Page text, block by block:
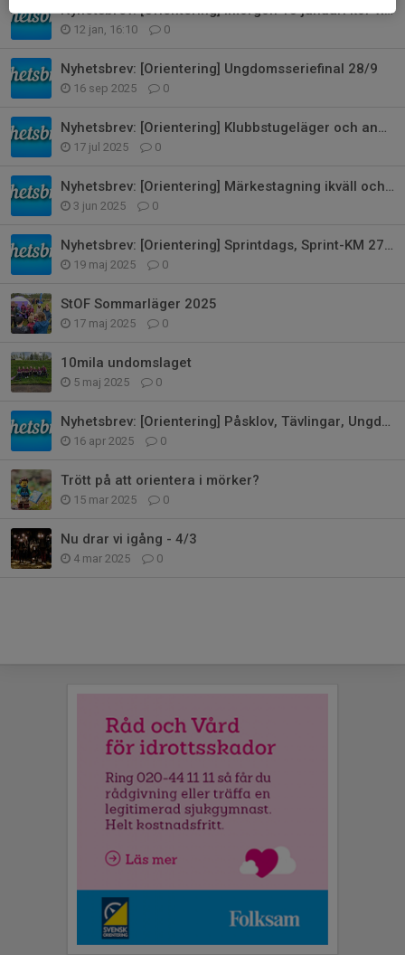
Nyhetsbrev: [Orientering] Imorgon 13 januari kör vi Pulka intervaller
12 jan, 16:10 0
Nyhetsbrev: [Orientering] Ungdomsseriefinal 28/9
16 sep 2025 0
Nyhetsbrev: [Orientering] Klubbstugeläger och annan information
17 jul 2025 0
Nyhetsbrev: [Orientering] Märkestagning ikväll och Avslutning 10/6
3 jun 2025 0
Nyhetsbrev: [Orientering] Sprintdags, Sprint-KM 27/5
19 maj 2025 0
StOF Sommarläger 2025
17 maj 2025 0
10mila undomslaget
5 maj 2025 0
Nyhetsbrev: [Orientering] Påsklov, Tävlingar, Ungdomsserien
16 apr 2025 0
Trött på att orientera i mörker?
15 mar 2025 0
Nu drar vi igång - 4/3
4 mar 2025 0